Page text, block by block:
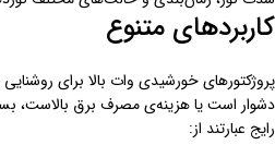
کاربردهای متنوع
پروژکتورهای خورشیدی وات بالا برای
دشوار است یا هزینه‌ی مصرف برق بالاست،
رایج عبارتند از: